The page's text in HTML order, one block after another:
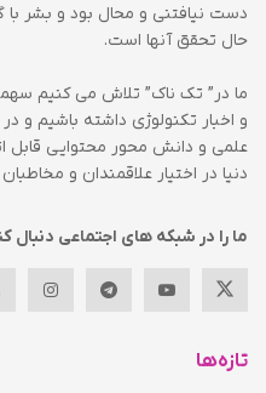
دست نیافتنی و محال بود و بشر با
حال تحقق آنها است.
ما در” تک ناک” تلاش می کنیم
و اخبار تکنولوژی داشته باشیم و
علمی و دانش محور محتوایی قابل
دنیا در اختیار علاقمندان و
ما را در شبکه های اجتماعی دنبال
تازه‌ها